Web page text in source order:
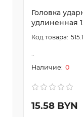
Головка
удлиненная
0
15.58 BYN